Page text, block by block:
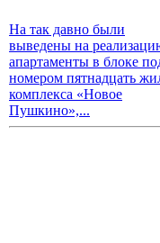
На так давно были
выведены на
апартаменты в блоке
номером пятнадцать
комплекса «Новое
Пушкино»,...